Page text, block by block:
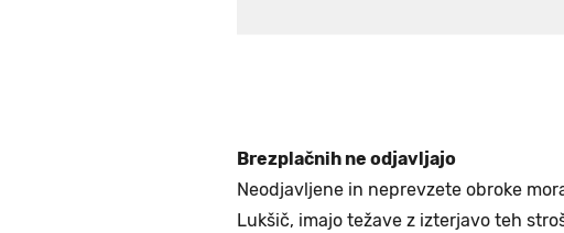
Brezplačnih ne odjavljajo
Neodjavljene in neprevzete obroke
Lukšič, imajo težave z izterjavo teh